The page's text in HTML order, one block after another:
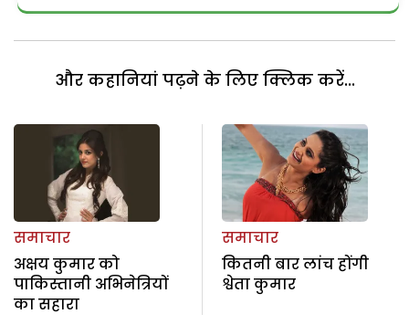
और कहानियां पढ़ने के लिए क्लिक करें...
समाचार
अक्षय कुमार को
पाकिस्तानी अभिनेत्रियों
का सहारा
समाचार
कितनी बार लांच होंगी
श्वेता कुमार